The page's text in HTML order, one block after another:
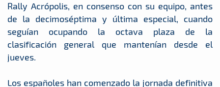
Rally Acrópolis, en consenso con su equipo, antes
de la decimoséptima y última especial, cuando
seguían ocupando la octava plaza de la
clasificación general que mantenían desde el
jueves.
Los españoles han comenzado la jornada definitiva